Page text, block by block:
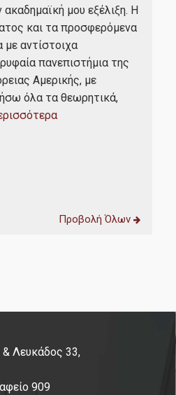
σύνδεσμοι
ακαδημαϊκή μου εξέλιξη. Η
και τα προσφερόμενα
αντίστοιχα
πανεπιστήμια της
Αμερικής, με
όλα τα θεωρητικά,
Προβολή Όλων
Λευκάδος 33,
909